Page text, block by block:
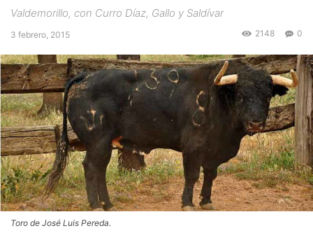
Valdemorillo, con Curro Díaz, Gallo y Saldívar
3 febrero, 2015 0
2148
Toro de José Luis Pereda.